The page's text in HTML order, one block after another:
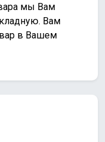
мы Вам
Вам
в Вашем